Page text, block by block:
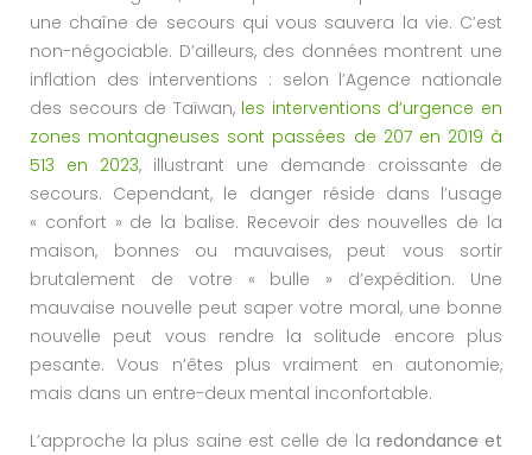
une chaîne de secours qui vous sauvera la vie. C’est
non-négociable. D’ailleurs, des données montrent une
inflation des interventions : selon l’Agence nationale
des secours de Taïwan, les interventions d’urgence en
zones montagneuses sont passées de 207 en 2019 à
513 en 2023, illustrant une demande croissante de
secours. Cependant, le danger réside dans l’usage
« confort » de la balise. Recevoir des nouvelles de la
maison, bonnes ou mauvaises, peut vous sortir
brutalement de votre « bulle » d’expédition. Une
mauvaise nouvelle peut saper votre moral, une bonne
nouvelle peut vous rendre la solitude encore plus
pesante. Vous n’êtes plus vraiment en autonomie,
mais dans un entre-deux mental inconfortable.
L’approche la plus saine est celle de la redondance et